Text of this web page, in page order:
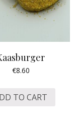
€8.60
TO CART